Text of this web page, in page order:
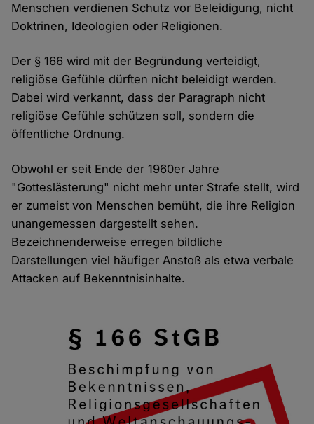
Menschen verdienen Schutz vor Beleidigung, nicht
Doktrinen, Ideologien oder Religionen.
Der § 166 wird mit der Begründung verteidigt,
religiöse Gefühle dürften nicht beleidigt werden.
Dabei wird verkannt, dass der Paragraph nicht
religiöse Gefühle schützen soll, sondern die
öffentliche Ordnung.
Obwohl er seit Ende der 1960er Jahre
"Gotteslästerung" nicht mehr unter Strafe stellt, wird
er zumeist von Menschen bemüht, die ihre Religion
unangemessen dargestellt sehen.
Bezeichnenderweise erregen bildliche
Darstellungen viel häufiger Anstoß als etwa verbale
Attacken auf Bekenntnisinhalte.